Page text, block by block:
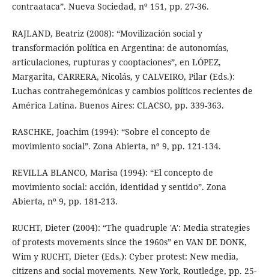
contraataca”. Nueva Sociedad, nº 151, pp. 27-36.
RAJLAND, Beatriz (2008): “Movilización social y
transformación política en Argentina: de autonomías,
articulaciones, rupturas y cooptaciones”, en LÓPEZ,
Margarita, CARRERA, Nicolás, y CALVEIRO, Pilar (Eds.):
Luchas contrahegemónicas y cambios políticos recientes de
América Latina. Buenos Aires: CLACSO, pp. 339-363.
RASCHKE, Joachim (1994): “Sobre el concepto de
movimiento social”. Zona Abierta, nº 9, pp. 121-134.
REVILLA BLANCO, Marisa (1994): “El concepto de
movimiento social: acción, identidad y sentido”. Zona
Abierta, nº 9, pp. 181-213.
RUCHT, Dieter (2004): “The quadruple 'A': Media strategies
of protests movements since the 1960s” en VAN DE DONK,
Wim y RUCHT, Dieter (Eds.): Cyber protest: New media,
citizens and social movements. New York, Routledge, pp. 25-